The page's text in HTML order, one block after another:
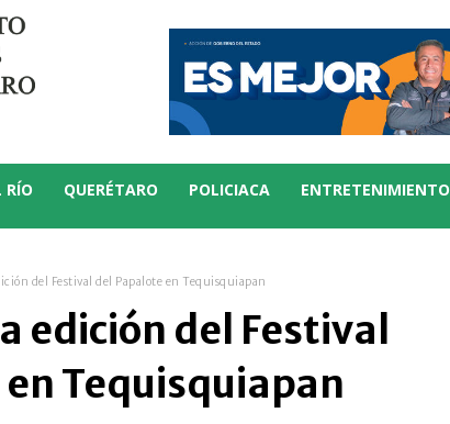
RÍO QUERÉTARO POLICIACA ENTRETENIMIENTO
del Festival del Papalote en Tequisquiapan
edición del Festival
Tequisquiapan